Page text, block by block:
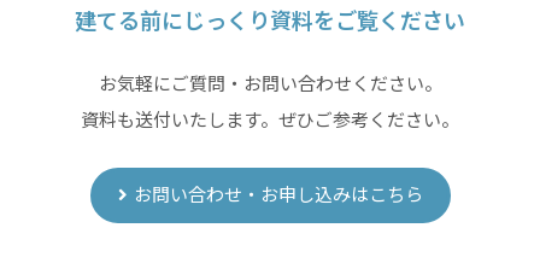
建てる前にじっくり資料をご覧ください
お気軽にご質問・お問い合わせください。
資料も送付いたします。ぜひご参考ください。
お問い合わせ・お申し込みはこちら